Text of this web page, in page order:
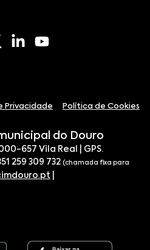
Privacidade Política de Cookies
do Douro
657 Vila Real | GPS.
259 309 732 (chamada fixa para